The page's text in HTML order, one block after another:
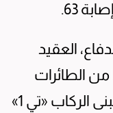
63.
العقيد
الطائرات
المسيّرة المعادية استهدفت مبنى الركاب «تي 1»